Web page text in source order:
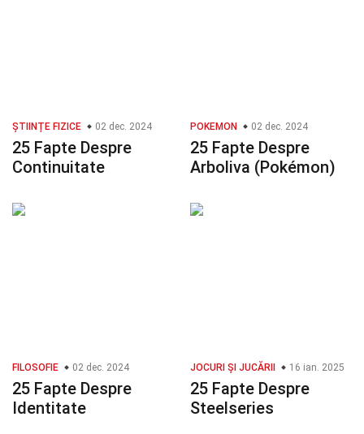
ȘTIINȚE FIZICE 02 dec. 2024
25 Fapte Despre
Continuitate
POKEMON 02 dec. 2024
25 Fapte Despre
Arboliva (Pokémon)
FILOSOFIE 02 dec. 2024
25 Fapte Despre
Identitate
JOCURI ȘI JUCĂRII 16 ian. 2025
25 Fapte Despre
Steelseries